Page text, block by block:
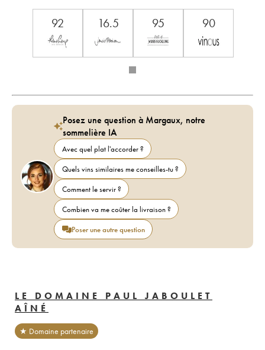
92 16.5 95 90
Posez une question à Margaux, notre
sommelière IA
Avec quel plat l'accorder ?
Quels vins similaires me conseilles-tu ?
Comment le servir ?
Combien va me coûter la livraison ?
Poser une autre question
LE DOMAINE PAUL JABOULET
AÎNÉ
★ Domaine partenaire